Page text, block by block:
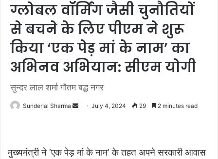
ग्लोबल वॉर्मिंग जैसी चुनौतियों
से बचने के लिए पीएम ने शुरू
किया ‘एक पेड़ मां के नाम’ का
अभिनव अभियान: सीएम योगी
सुन्दर लाल शर्मा गौतम बद्ध नगर
Sunderlal Sharma
SendJuly 4, 2024 29 2 minutes read
मुख्यमंत्री ने ‘एक पेड़ मां के नाम’ के तहत अपने सरकारी आवास